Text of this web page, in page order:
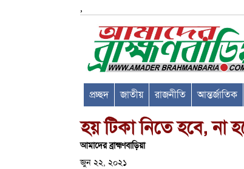
,
প্রচ্ছদ জাতীয় রাজনীতি আন্তর্জাতিক
হয় টিকা নিতে হবে, না
আমাদের ব্রাহ্মণবাড়িয়া
জুন ২২, ২০২১